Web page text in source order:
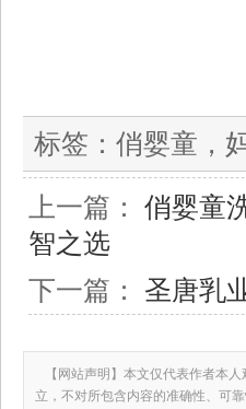
标签： 俏婴童，
上一篇： 俏婴童
智之选
下一篇： 圣唐乳
【网站声明】本文仅代表作者本
立，不对所包含内容的准确性、可